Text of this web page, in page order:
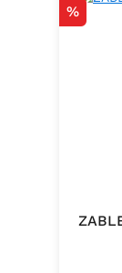
Rabatt
%